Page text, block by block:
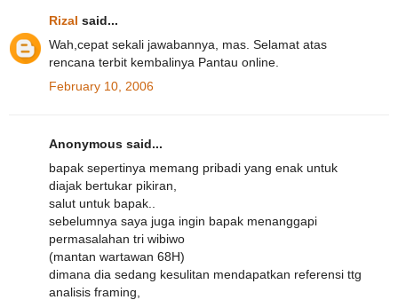
Rizal said...
Wah,cepat sekali jawabannya, mas. Selamat atas
rencana terbit kembalinya Pantau online.
February 10, 2006
Anonymous said...
bapak sepertinya memang pribadi yang enak untuk
diajak bertukar pikiran,
salut untuk bapak..
sebelumnya saya juga ingin bapak menanggapi
permasalahan tri wibiwo
(mantan wartawan 68H)
dimana dia sedang kesulitan mendapatkan referensi ttg
analisis framing,